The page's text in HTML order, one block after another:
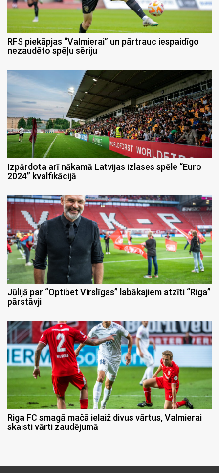
RFS piekāpjas “Valmierai” un pārtrauc iespaidīgo
nezaudēto spēļu sēriju
Izpārdota arī nākamā Latvijas izlases spēle “Euro
2024” kvalfikācijā
Jūlijā par “Optibet Virslīgas” labākajiem atzīti “Riga”
pārstāvji
Riga FC smagā mačā ielaiž divus vārtus, Valmierai
skaisti vārti zaudējumā